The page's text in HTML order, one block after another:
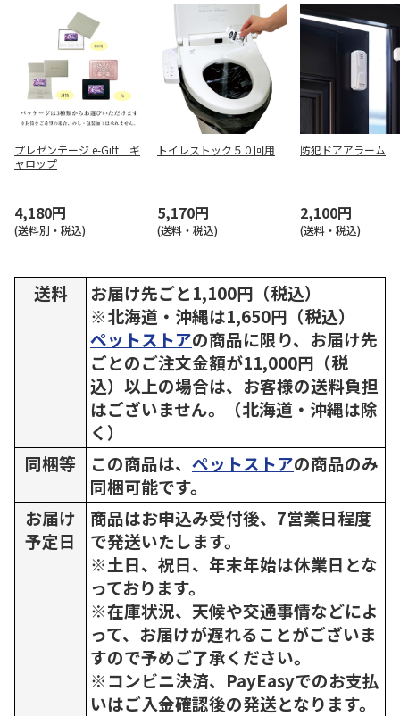
プレゼンテージ e-Gift ギ
ャロップ
4,180円
(送料別・税込)
トイレストック５０回用
5,170円
(送料・税込)
防犯ドアアラーム
2,100円
(送料・税込)
送料
お届け先ごと1,100円（税込）
※北海道・沖縄は1,650円（税込）
ペットストアの商品に限り、お届け先
ごとのご注文金額が11,000円（税
込）以上の場合は、お客様の送料負担
はございません。（北海道・沖縄は除
く）
同梱等
この商品は、 ペットストアの商品のみ
同梱可能です。
お届け
予定日
商品はお申込み受付後、7営業日程度
で発送いたします。
※土日、祝日、年末年始は休業日とな
っております。
※在庫状況、天候や交通事情などによ
って、お届けが遅れることがございま
すので予めご了承ください。
※コンビニ決済、PayEasyでのお支払
いはご入金確認後の発送となります。